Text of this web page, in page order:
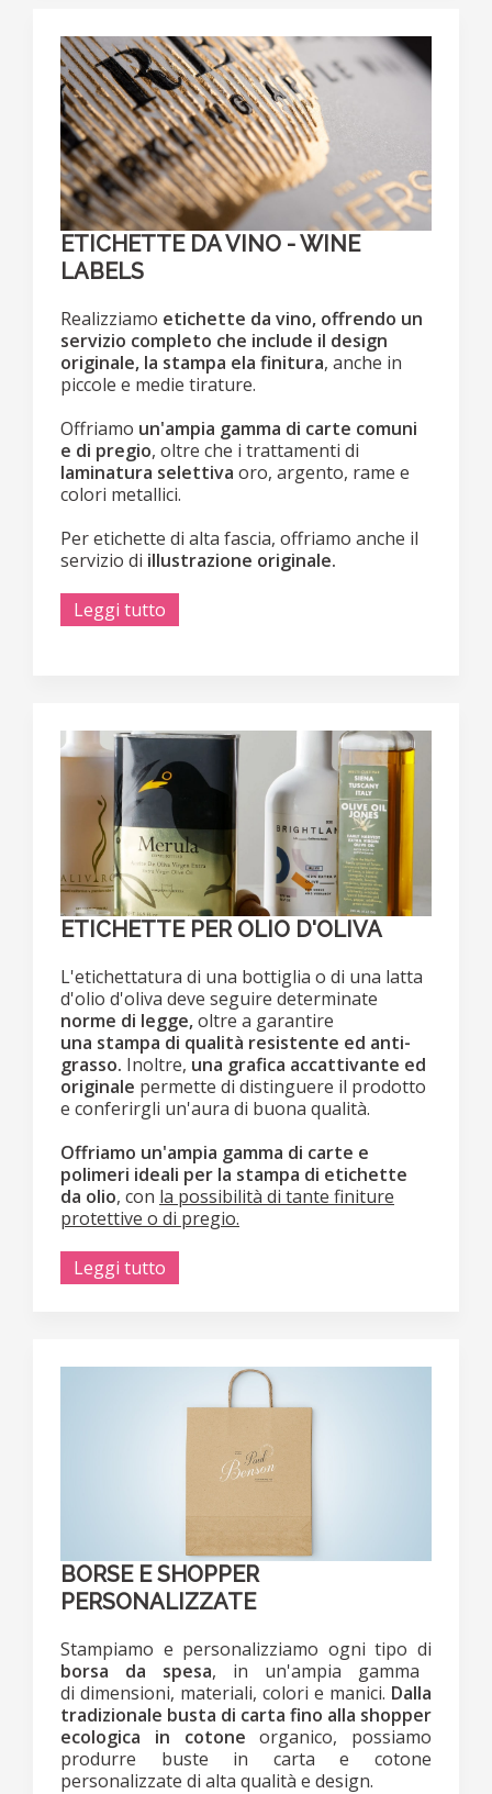
ETICHETTE DA VINO - WINE
LABELS
Realizziamo etichette da vino, offrendo un
servizio completo che include il design
originale, la stampa ela finitura, anche in
piccole e medie tirature.
Offriamo un'ampia gamma di carte comuni
e di pregio, oltre che i trattamenti di
laminatura selettiva oro, argento, rame e
colori metallici.
Per etichette di alta fascia, offriamo anche il
servizio di illustrazione originale.
Leggi tutto
ETICHETTE PER OLIO D'OLIVA
L'etichettatura di una bottiglia o di una latta
d'olio d'oliva deve seguire determinate
norme di legge,oltre a garantire
una stampa di qualità resistente ed anti-
grasso. Inoltre, una grafica accattivante ed
originale permette di distinguere il prodotto
e conferirgli un'aura di buona qualità.
Offriamo un'ampia gamma di carte e
polimeri ideali per la stampa di etichette
da olio, con la possibilità di tante finiture
protettive o di pregio.
Leggi tutto
BORSE E SHOPPER
PERSONALIZZATE
Stampiamo e personalizziamo ogni tipo di
borsa da spesa, in un'ampia gamma
di dimensioni, materiali, colori e manici. Dalla
tradizionale busta di carta fino alla shopper
ecologica in cotone organico, possiamo
produrre buste in carta e cotone
personalizzate di alta qualità e design.